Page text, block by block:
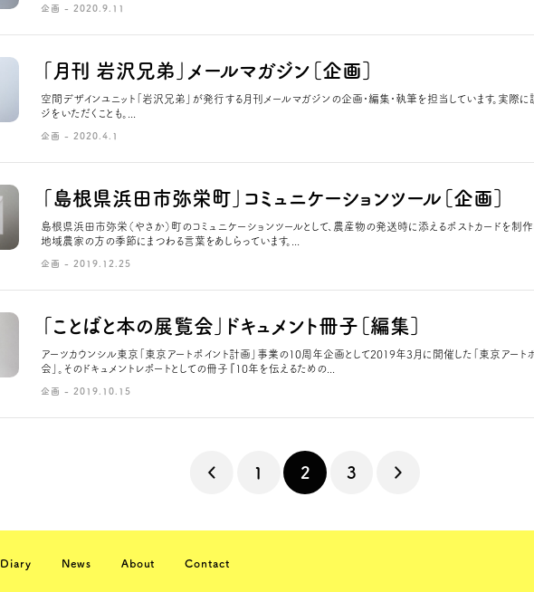
企画 - 2020.9.11
「月刊 岩沢兄弟」メールマガジン［企画］
空間デザインユニット「岩沢兄弟」が発行する月刊メールマガジンの企画・編集・執筆を担当しています。実際に
ジをいただくことも。...
企画 - 2020.4.1
「島根県浜田市弥栄町」コミュニケーションツール［企画］
島根県浜田市弥栄（やさか）町のコミュニケーションツールとして、農産物の発送時に添えるポストカードを制作
地域農家の方の季節にまつわる言葉をあしらっています。...
企画 - 2019.12.25
「ことばと本の展覧会」ドキュメント冊子［編集］
アーツカウンシル東京「東京アートポイント計画」事業の10周年企画として2019年3月に開催した「東京アート
会」。そのドキュメントレポートとしての冊子『10年を伝えるための...
企画 - 2019.10.15
1 2 3
Diary News About Contact